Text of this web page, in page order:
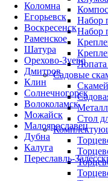
Коломна
Егорьевск
Воскресенск
Раменское
Шатура
Орехово-Зуево
Дмитров
Клин
Солнечногорск
Волоколамск
Можайск
Малоярославец
Дубна
Калуга
Переславль-
Набор
Набор
Лопата
Садовые
Стол